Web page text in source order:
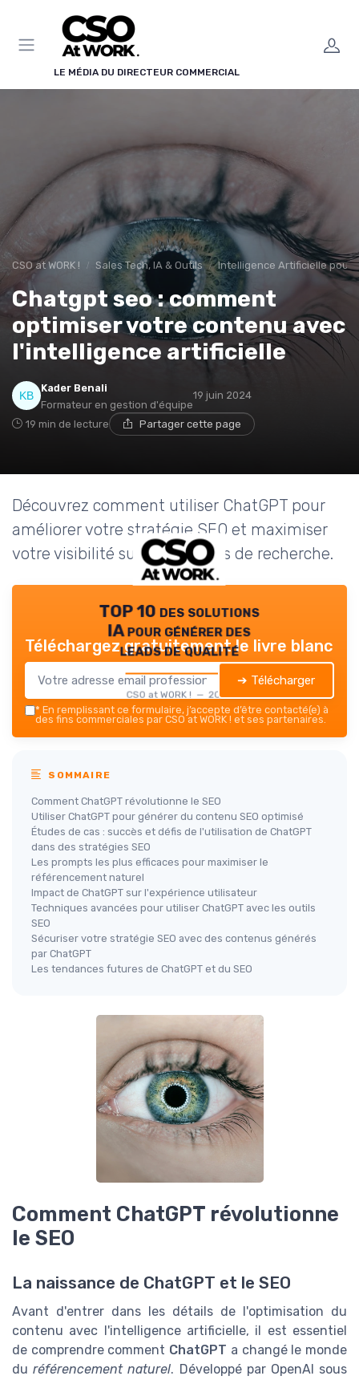
LE MÉDIA DU DIRECTEUR COMMERCIAL
CSO at WORK ! Sales Tech, IA & Outils Intelligence Artificielle pour
Chatgpt seo : comment
optimiser votre contenu avec
l'intelligence artificielle
Kader Benali
Formateur en gestion d'équipe
19 juin 2024
19 min de lecture Partager cette page
Découvrez comment utiliser ChatGPT pour
améliorer votre stratégie SEO et maximiser
votre visibilité sur les moteurs de recherche.
TOP 10 des solutions
IA pour générer des
leads de qualité
CSO at WORK ! — 2026
Téléchargez gratuitement le livre blanc
➔ Télécharger
* En remplissant ce formulaire, j’accepte d’être contacté(e) à
des fins commerciales par CSO at WORK ! et ses partenaires.
SOMMAIRE
Comment ChatGPT révolutionne le SEO
Utiliser ChatGPT pour générer du contenu SEO optimisé
Études de cas : succès et défis de l'utilisation de ChatGPT
dans des stratégies SEO
Les prompts les plus efficaces pour maximiser le
référencement naturel
Impact de ChatGPT sur l'expérience utilisateur
Techniques avancées pour utiliser ChatGPT avec les outils
SEO
Sécuriser votre stratégie SEO avec des contenus générés
par ChatGPT
Les tendances futures de ChatGPT et du SEO
Comment ChatGPT révolutionne
le SEO
La naissance de ChatGPT et le SEO
Avant d'entrer dans les détails de l'optimisation du
contenu avec l'intelligence artificielle, il est essentiel
de comprendre comment ChatGPT a changé le monde
duréférencement naturel. Développé par OpenAI sous